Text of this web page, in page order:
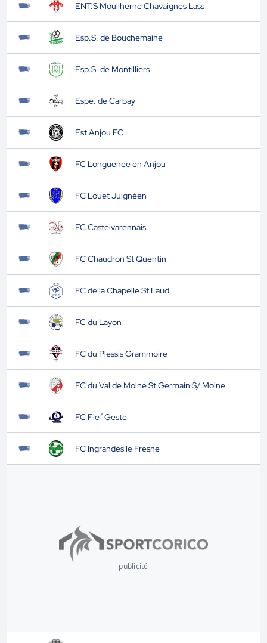
ENT.S Mouliherne Chavaignes Lass
Esp.S. de Bouchemaine
Esp.S. de Montilliers
Espe. de Carbay
Est Anjou FC
FC Longuenee en Anjou
FC Louet Juignéen
FC Castelvarennais
FC Chaudron St Quentin
FC de la Chapelle St Laud
FC du Layon
FC du Plessis Grammoire
FC du Val de Moine St Germain S/ Moine
FC Fief Geste
FC Ingrandes le Fresne
publicité